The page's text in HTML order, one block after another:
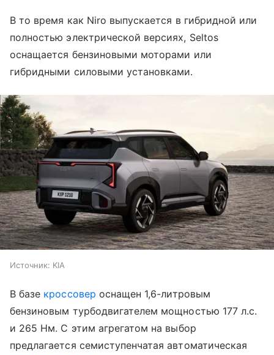
В то время как Niro выпускается в гибридной или
полностью электрической версиях, Seltos
оснащается бензиновыми моторами или
гибридными силовыми установками.
Источник: KIA
В базе кроссовер оснащен 1,6-литровым
бензиновым турбодвигателем мощностью 177 л.с.
и 265 Нм. С этим агрегатом на выбор
предлагается семиступенчатая автоматическая